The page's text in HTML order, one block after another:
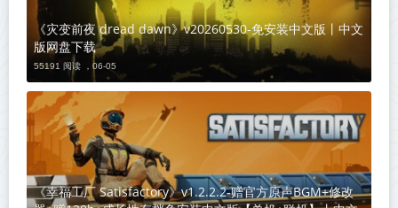
《灾变前夜 dread dawn》v20260530-免安装中文版丨中文
版网盘下载
55191 阅读 ， 06-05
《幸福工厂 Satisfactory》v1.2.2.2-赠官方原声BGM+修改